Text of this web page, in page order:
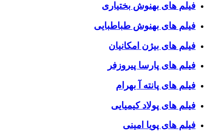
فیلم های بهنوش بختیاری
فیلم های بهنوش طباطبایی
فیلم های بیژن امکانیان
فیلم های پارسا پیروزفر
فیلم های پانته آ بهرام
فیلم های پولاد کیمیایی
فیلم های پویا امینی